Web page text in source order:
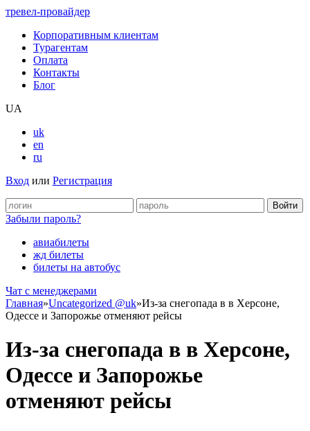
тревел-провайдер
Корпоративным клиентам
Турагентам
Оплата
Контакты
Блог
UA
uk
en
ru
Вход или Регистрация
Забыли пароль?
авиабилеты
жд билеты
билеты на автобус
Чат c менеджерами
Главная»Uncategorized @uk»Из-за снегопада в в Херсоне,
Одессе и Запорожье отменяют рейсы
Из-за снегопада в в Херсоне,
Одессе и Запорожье
отменяют рейсы